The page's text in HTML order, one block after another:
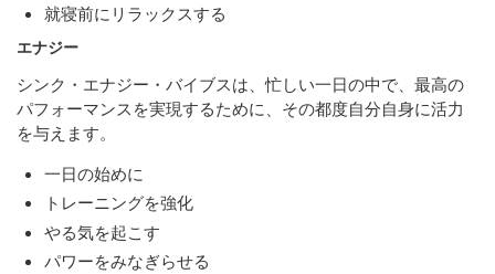
就寝前にリラックスする
エナジー
シンク・エナジー・バイブスは、忙しい一日の中で、最高の
パフォーマンスを実現するために、その都度自分自身に活力
を与えます。
一日の始めに
トレーニングを強化
やる気を起こす
パワーをみなぎらせる